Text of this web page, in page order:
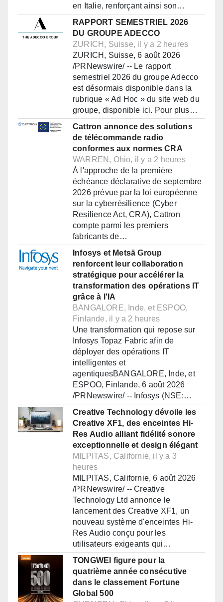
en Italie, renforçant ainsi son…
RAPPORT SEMESTRIEL 2026
DU GROUPE ADECCO
ZURICH, Suisse, il y a 2 heures
ZURICH, Suisse, 6 août 2026
/PRNewswire/ -- Le rapport
semestriel 2026 du groupe Adecco
est désormais disponible dans la
rubrique « Ad Hoc » du site web du
groupe, disponible ici. Pour plus…
Cattron annonce des solutions
de télécommande radio
conformes aux normes CRA
WARREN, Ohio, il y a 2 heures
À l'approche de la première
échéance déclarative de septembre
2026 prévue par la loi européenne
sur la cyberrésilience (Cyber
Resilience Act, CRA), Cattron
compte parmi les premiers
fabricants de…
Infosys et Metsä Group
renforcent leur collaboration
stratégique pour accélérer la
transformation des opérations IT
grâce à l'IA
BANGALORE, Inde, et ESPOO,
Finlande, il y a 2 heures
Une transformation qui repose sur
Infosys Topaz Fabric afin de
déployer des opérations IT
intelligentes et
agentiquesBANGALORE, Inde, et
ESPOO, Finlande, 6 août 2026
/PRNewswire/ -- Infosys (NSE:…
Creative Technology dévoile les
Creative XF1, des enceintes Hi-
Res Audio alliant fidélité sonore
exceptionnelle et design élégant
MILPITAS, Californie, il y a 3
heures
MILPITAS, Californie, 6 août 2026
/PRNewswire/ -- Creative
Technology Ltd annonce le
lancement des Creative XF1, un
nouveau système d'enceintes Hi-
Res Audio conçu pour les
utilisateurs exigeants qui…
TONGWEI figure pour la
quatrième année consécutive
dans le classement Fortune
Global 500